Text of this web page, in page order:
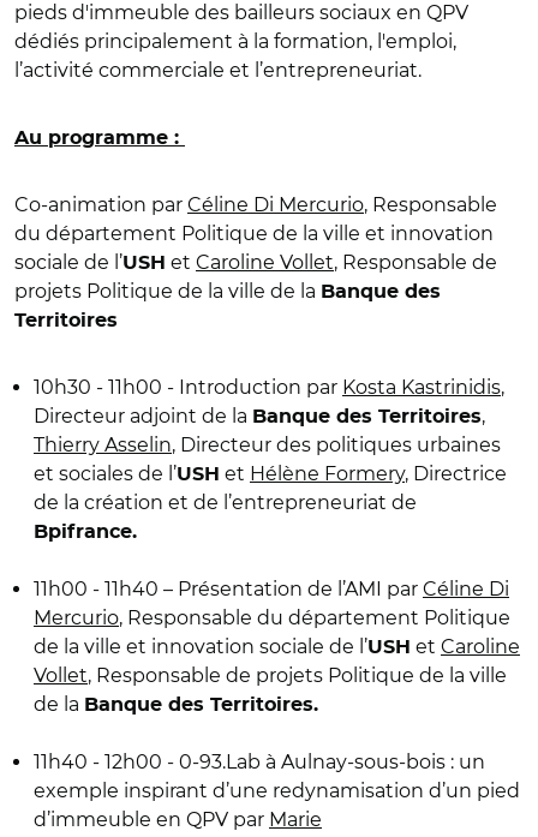
pieds d'immeuble des bailleurs sociaux en QPV
dédiés principalement à la formation, l'emploi,
l’activité commerciale et l’entrepreneuriat.
Au programme :
Co-animation par Céline Di Mercurio, Responsable
du département Politique de la ville et innovation
sociale de l’USH et Caroline Vollet, Responsable de
projets Politique de la ville de la Banque des
Territoires
10h30 - 11h00 - Introduction par Kosta Kastrinidis,
Directeur adjoint de la Banque des Territoires,
Thierry Asselin, Directeur des politiques urbaines
et sociales de l’USH et Hélène Formery, Directrice
de la création et de l’entrepreneuriat de
Bpifrance.
11h00 - 11h40 – Présentation de l’AMI par Céline Di
Mercurio, Responsable du département Politique
de la ville et innovation sociale de l’USH et Caroline
Vollet, Responsable de projets Politique de la ville
de la Banque des Territoires.
11h40 - 12h00 - 0-93.Lab à Aulnay-sous-bois : un
exemple inspirant d’une redynamisation d’un pied
d’immeuble en QPV par Marie